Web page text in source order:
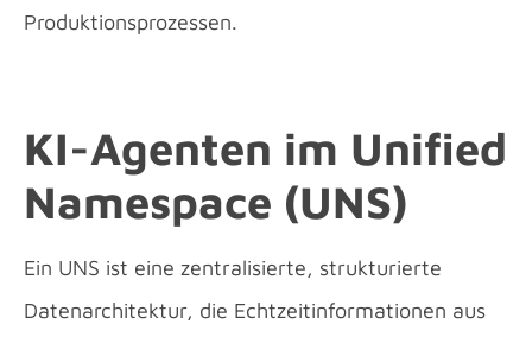
Produktionsprozessen.
KI-Agenten im Unified
Namespace (UNS)
Ein UNS ist eine zentralisierte, strukturierte
Datenarchitektur, die Echtzeitinformationen aus